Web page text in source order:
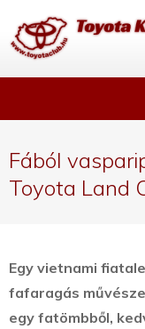
Fából
Toyota Land
Egy vietnami
fafaragás
egy fatömbből,